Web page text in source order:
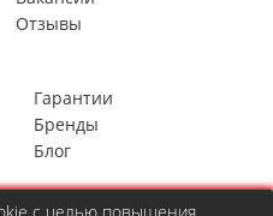
Отзывы
Гарантии
Бренды
Блог